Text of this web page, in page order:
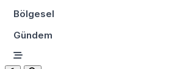
Bölgesel
Gündem